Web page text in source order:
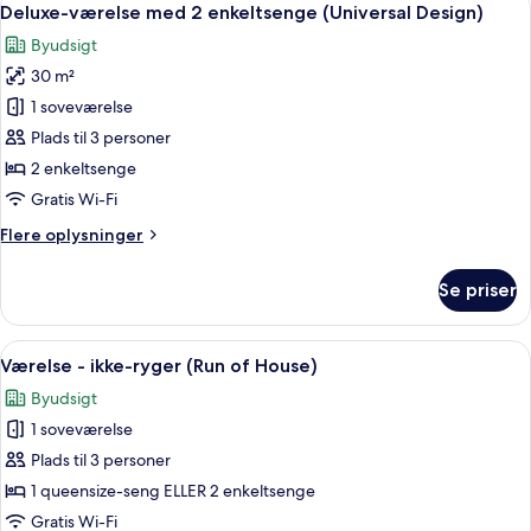
2
(NEW
Corner
Delxue)
alle
billeder
af
Deluxe-
værelse
med
2
(Universal
4
Deluxe-værelse med 2 enkeltsenge (Universal Design)
Byudsigt
30 m²
1 soveværelse
Plads til 3 personer
2 enkeltsenge
Gratis Wi-Fi
Flere oplysninger
Flere
værelse
med
2
(Universal
Design)
Se priser
Indlæs
alle
billeder
af
Værelse
-
ikke-
Et hotelværelse med en seng, et
4
Værelse - ikke-ryger (Run of House)
Byudsigt
1 soveværelse
Plads til 3 personer
1 queensize-seng ELLER 2 enkeltsenge
Gratis Wi-Fi